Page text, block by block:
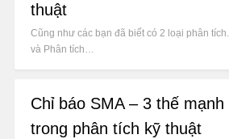
thuật
Cũng như các bạn đã biết có 2 loại phân
và Phân tích…
Chỉ báo SMA – 3 thế mạnh
trong phân tích kỹ thuật